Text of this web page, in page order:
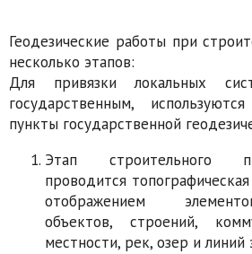
Геодезические работы при
несколько этапов:
Для привязки локальных
государственным,
пункты государственной
Этап строительного
проводится
отображением
объектов, строений,
местности, рек, озер и линий